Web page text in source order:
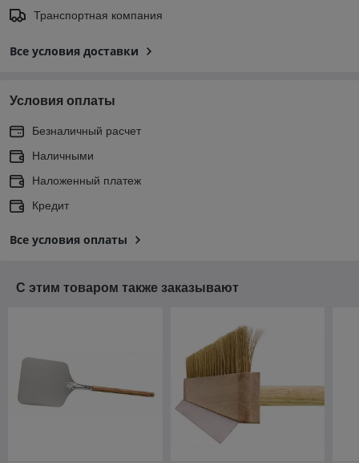
Транспортная компания
Все условия доставки
Условия оплаты
Безналичный расчет
Наличными
Наложенный платеж
Кредит
Все условия оплаты
С этим товаром также заказывают